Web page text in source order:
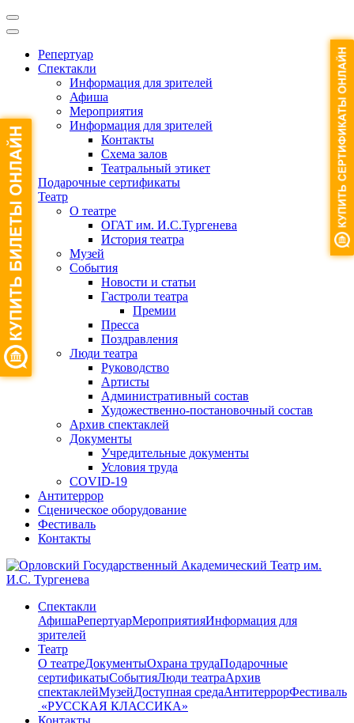
Репертуар
Спектакли
Информация для зрителей
Афиша
Мероприятия
Информация для зрителей
Контакты
Схема залов
Театральный этикет
Подарочные сертификаты
Театр
О театре
ОГАТ им. И.С.Тургенева
История театра
Музей
События
Новости и статьи
Гастроли театра
Премии
Пресса
Поздравления
Люди театра
Руководство
Артисты
Административный состав
Художественно-постановочный состав
Архив спектаклей
Документы
Учредительные документы
Условия труда
COVID-19
Антитеррор
Сценическое оборудование
Фестиваль
Контакты
Спектакли
АфишаРепертуарМероприятияИнформация для
зрителей
Театр
О театреДокументыОхрана трудаПодарочные
сертификатыСобытияЛюди театраАрхив
спектаклейМузейДоступная средаАнтитеррорФестиваль
​ «РУССКАЯ КЛАССИКА»
Контакты